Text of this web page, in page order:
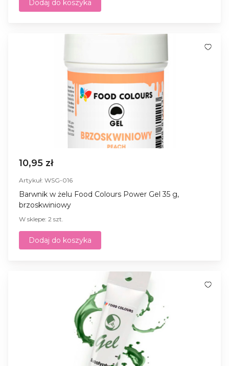
Dodaj do koszyka
10,95 zł
Artykuł: WSG-016
Barwnik w żelu Food Colours Power Gel 35 g,
brzoskwiniowy
W sklepe: 2 szt.
Dodaj do koszyka